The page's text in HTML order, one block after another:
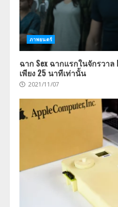
ภาพยนตร์
ฉาก Sex ฉากแรกในจักรวาล
เพียง 25 นาทีเท่านั้น
2021/11/07